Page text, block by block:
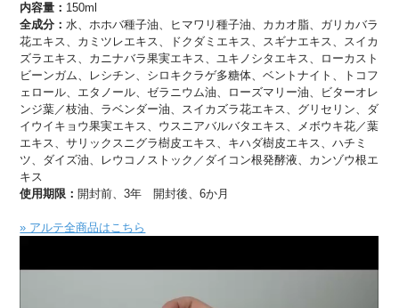
内容量： 150ml
全成分：水、ホホバ種子油、ヒマワリ種子油、カカオ脂、ガリカバラ
花エキス、カミツレエキス、ドクダミエキス、スギナエキス、スイカ
ズラエキス、カニナバラ果実エキス、ユキノシタエキス、ローカスト
ビーンガム、レシチン、シロキクラゲ多糖体、ベントナイト、トコフ
ェロール、エタノール、ゼラニウム油、ローズマリー油、ビターオレ
ンジ葉／枝油、ラベンダー油、スイカズラ花エキス、グリセリン、ダ
イウイキョウ果実エキス、ウスニアバルバタエキス、メボウキ花／葉
エキス、サリックスニグラ樹皮エキス、キハダ樹皮エキス、ハチミ
ツ、ダイズ油、レウコノストック／ダイコン根発酵液、カンゾウ根エ
キス
使用期限： 開封前、3年 開封後、6か月
» アルテ全商品はこちら